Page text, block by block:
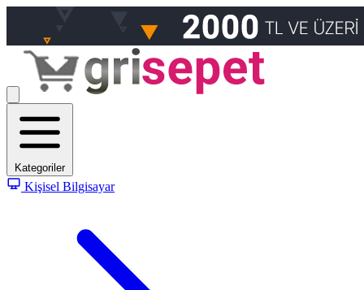
Kategoriler
Kişisel Bilgisayar